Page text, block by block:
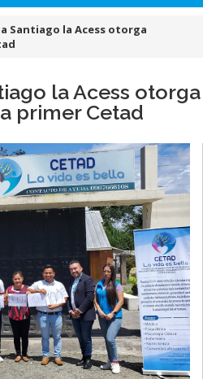
Santiago la Acess otorga
la Acess otorga
primer Cetad